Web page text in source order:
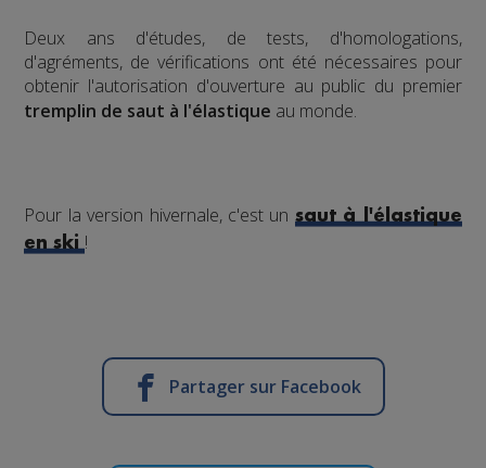
​Deux ans d'études, de tests, d'homologations,
d'agréments, de vérifications ont été nécessaires pour
obtenir l'autorisation d'ouverture au public du premier
tremplin de saut à l'élastique au monde.
Pour la version hivernale, c'est un saut à l'élastique
en ski !
Partager sur Facebook